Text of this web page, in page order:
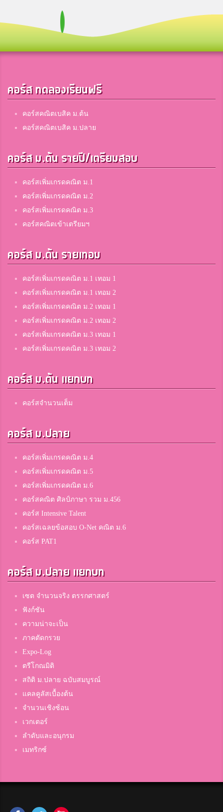
คอร์ส ทดลองเรียนฟรี
คอร์สคณิตเบสิค ม.ต้น
คอร์สคณิตเบสิค ม.ปลาย
คอร์ส ม.ต้น รายปี/เตรียมสอบ
คอร์สเพิ่มเกรดคณิต ม.1
คอร์สเพิ่มเกรดคณิต ม.2
คอร์สเพิ่มเกรดคณิต ม.3
คอร์สคณิตเข้าเตรียมฯ
คอร์ส ม.ต้น รายเทอม
คอร์สเพิ่มเกรดคณิต ม.1 เทอม 1
คอร์สเพิ่มเกรดคณิต ม.1 เทอม 2
คอร์สเพิ่มเกรดคณิต ม.2 เทอม 1
คอร์สเพิ่มเกรดคณิต ม.2 เทอม 2
คอร์สเพิ่มเกรดคณิต ม.3 เทอม 1
คอร์สเพิ่มเกรดคณิต ม.3 เทอม 2
คอร์ส ม.ต้น แยกบท
คอร์สจำนวนเต็ม
คอร์ส ม.ปลาย
คอร์สเพิ่มเกรดคณิต ม.4
คอร์สเพิ่มเกรดคณิต ม.5
คอร์สเพิ่มเกรดคณิต ม.6
คอร์สคณิต ศิลป์ภาษา รวม ม.456
คอร์ส Intensive Talent
คอร์สเฉลยข้อสอบ O-Net คณิต ม.6
คอร์ส PAT1
คอร์ส ม.ปลาย แยกบท
เซต จำนวนจริง ตรรกศาสตร์
ฟังก์ชัน
ความน่าจะเป็น
ภาคตัดกรวย
Expo-Log
ตรีโกณมิติ
สถิติ ม.ปลาย ฉบับสมบูรณ์
แคลคูลัสเบื้องต้น
จำนวนเชิงซ้อน
เวกเตอร์
ลำดับและอนุกรม
เมทริกซ์